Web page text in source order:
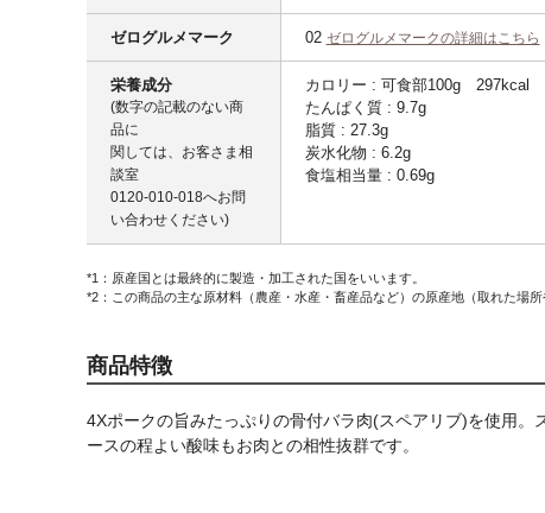
ゼログルメマーク 02 ゼログルメマークの詳細はこちら
栄養成分
(数字の記載のない商
品に
関しては、お客さま相
談室
0120-010-018へお問
い合わせください)
カロリー : 可食部100g 297kcal
たんぱく質 : 9.7g
脂質 : 27.3g
炭水化物 : 6.2g
食塩相当量 : 0.69g
*1：原産国とは最終的に製造・加工された国をいいます。
*2：この商品の主な原材料（農産・水産・畜産品など）の原産地（取れた場所
商品特徴
4Xポークの旨みたっぷりの骨付バラ肉(スペアリブ)を使用
ースの程よい酸味もお肉との相性抜群です。